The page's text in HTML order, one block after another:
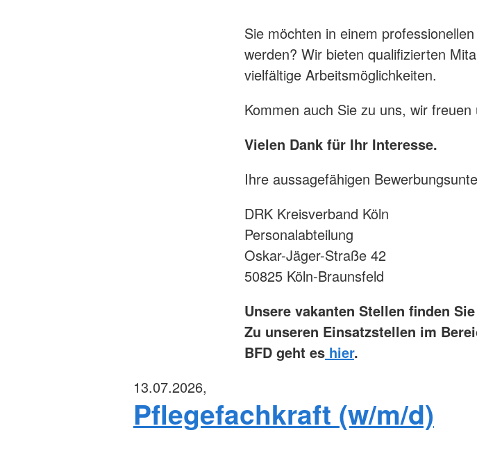
Sie möchten in einem
werden? Wir bieten qualifizierten
vielfältige Arbeitsmöglichkeiten.
Kommen auch Sie zu uns, wir
Vielen Dank für Ihr Interesse.
Ihre aussagefähigen
DRK Kreisverband Köln
Personalabteilung
Oskar-Jäger-Straße 42
50825 Köln-Braunsfeld
Unsere vakanten Stellen finden
Zu unseren Einsatzstellen im
BFD geht es hier.
13.07.2026,
Pflegefachkraft (w/m/d)